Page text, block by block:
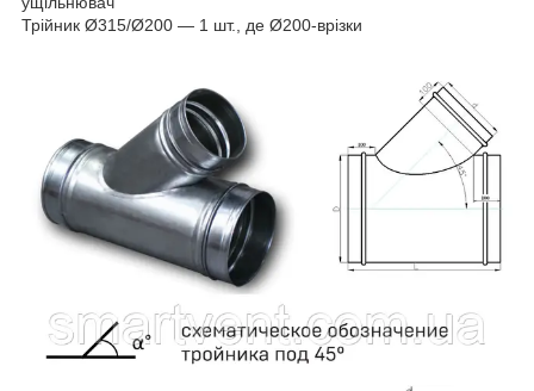
Трійник Ø315/Ø200 — 1 шт., де Ø200-врізки